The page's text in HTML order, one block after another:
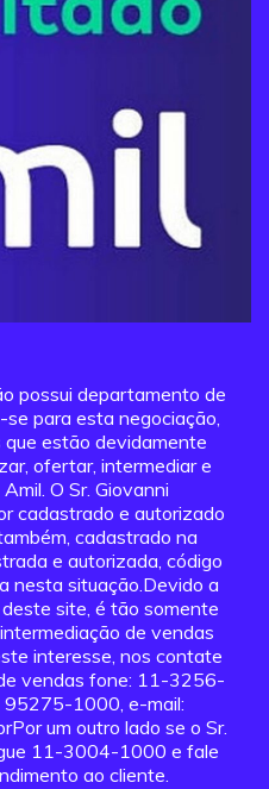
possui departamento de
para esta negociação,
estão devidamente
ofertar, intermediar e
O Sr. Giovanni
cadastrado e autorizado
cadastrado na
e autorizada, código
nesta situação.Devido a
site, é tão somente
de vendas
interesse, nos contate
vendas fone: 11-3256-
1000, e-mail:
um outro lado se o Sr.
11-3004-1000 e fale
ao cliente.